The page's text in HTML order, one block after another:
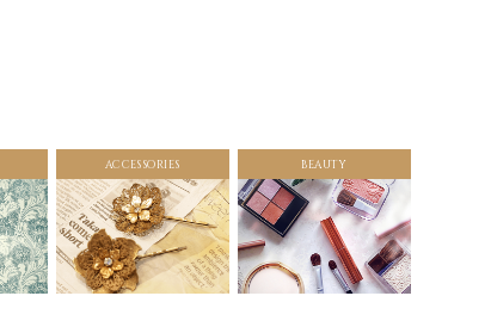
ACCESSORIES BEAUTY